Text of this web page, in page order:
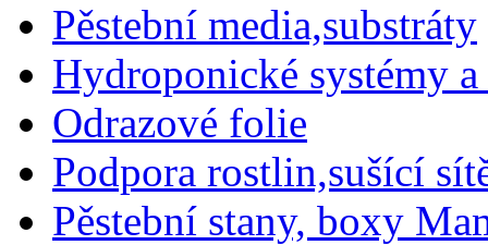
Pěstební media,substráty
Hydroponické systémy
Odrazové folie
Podpora rostlin,sušící
Pěstební stany, boxy